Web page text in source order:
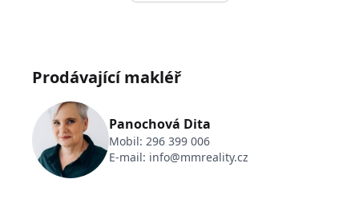
Prodávající makléř
Panochová Dita
Mobil: 296 399 006
E-mail: info@mmreality.cz